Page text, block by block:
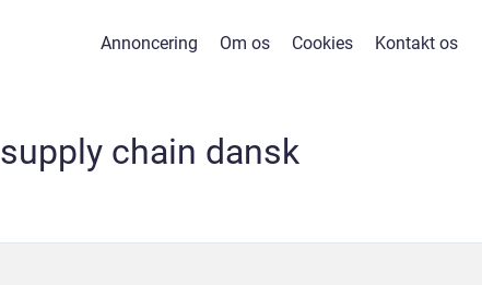
Annoncering Om os Cookies Kontakt os
supply chain dansk